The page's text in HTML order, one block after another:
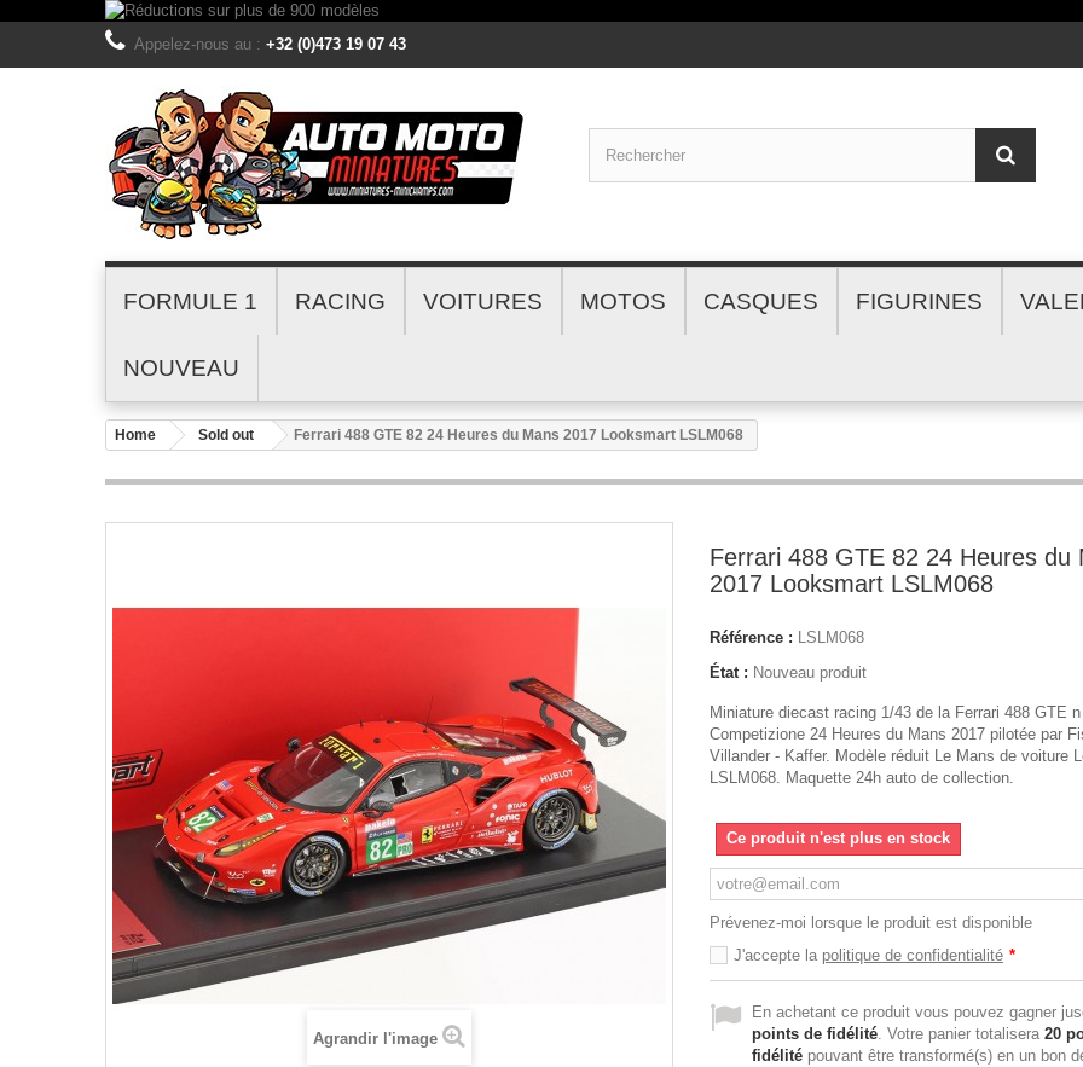
Appelez-nous au : +32 (0)473 19 07 43
FORMULE 1 RACING VOITURES MOTOS CASQUES FIGURINES
NOUVEAU
Home Sold out Ferrari 488 GTE 82 24 Heures du Mans 2017 Looksmart LSLM068
Agrandir l'image
Ferrari 488 GTE 82 24 Heures du
2017 Looksmart LSLM068
Référence : LSLM068
État : Nouveau produit
Miniature diecast racing 1/43 de la Ferrari 488 GTE
Competizione 24 Heures du Mans 2017 pilotée par
Villander - Kaffer. Modèle réduit Le Mans de voiture
LSLM068. Maquette 24h auto de collection.
Ce produit n'est plus en stock
Prévenez-moi lorsque le produit est disponible
J'accepte la politique de confidentialité *
En achetant ce produit vous pouvez gagner
points de fidélité. Votre panier totalisera 20
fidélité pouvant être transformé(s) en un bon